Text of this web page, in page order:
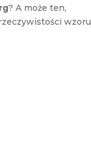
? A może ten,